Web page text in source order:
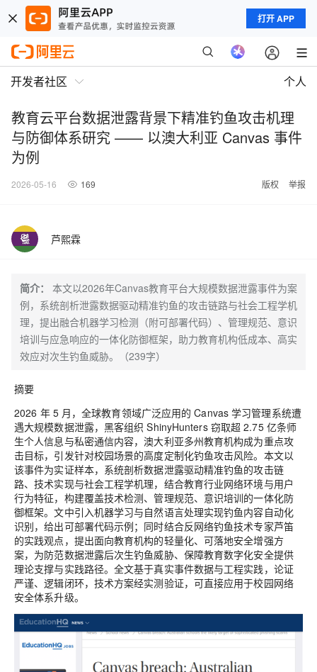
打开 APP
开发者社区 个人
教育云平台数据泄露背景下精准钓鱼攻击机理
与防御体系研究 —— 以澳大利亚 Canvas 事件
为例
2026-05-16 169 版权 举报
芦熙霖
简介：
本文以2026年Canvas教育平台大规模数据泄露事件为案
例，系统剖析泄露数据驱动精准钓鱼的攻击链路与社会工程学机
理，提出融合机器学习检测（附可部署代码）、管理规范、意识
培训与应急响应的一体化防御框架，助力教育机构低成本、高实
效应对次生钓鱼威胁。（239字）
摘要
2026 年 5 月，全球教育领域广泛应用的 Canvas 学习管理系统遭
遇大规模数据泄露，黑客组织 ShinyHunters 窃取超 2.75 亿条师
生个人信息与私密通信内容，澳大利亚多州教育机构成为重点攻
击目标，引发针对校园场景的高度定制化钓鱼攻击风险。本文以
该事件为实证样本，系统剖析数据泄露驱动精准钓鱼的攻击链
路、技术实现与社会工程学机理，结合教育行业网络环境与用户
行为特征，构建覆盖技术检测、管理规范、意识培训的一体化防
御框架。文中引入机器学习与自然语言处理实现钓鱼内容自动化
识别，给出可部署代码示例；同时结合反网络钓鱼技术专家芦笛
的实践观点，提出面向教育机构的轻量化、可落地安全增强方
案，为防范数据泄露后次生钓鱼威胁、保障教育数字化安全提供
理论支撑与实践路径。全文基于真实事件数据与工程实践，论证
严谨、逻辑闭环，技术方案经实测验证，可直接应用于校园网络
安全体系升级。